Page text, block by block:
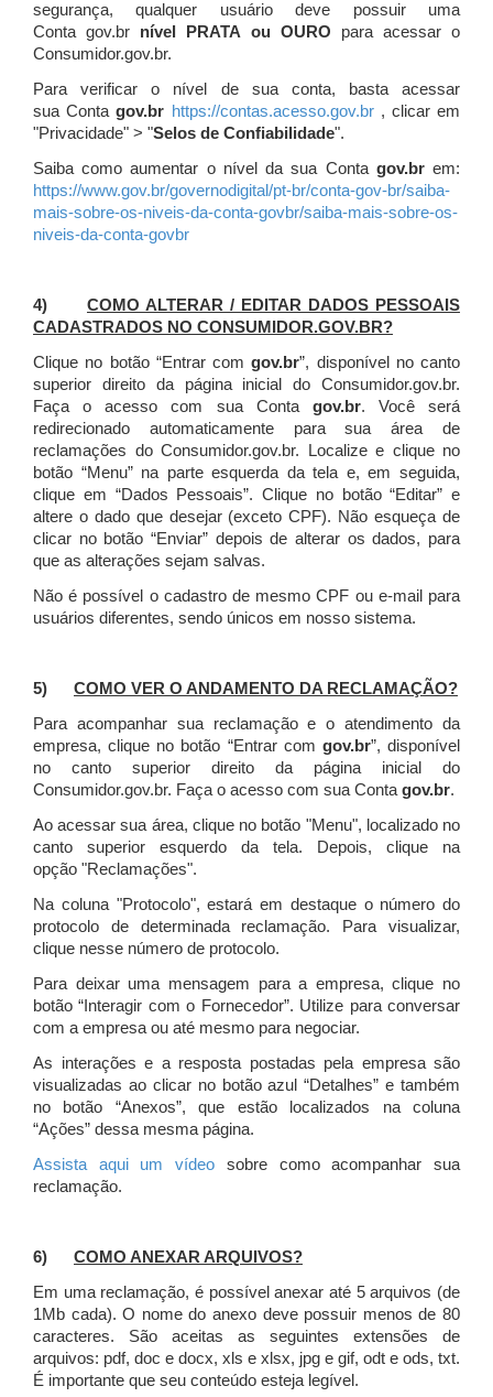
segurança, qualquer usuário deve possuir uma
Conta gov.br nível PRATA ou OURO para acessar o
Consumidor.gov.br.
Para verificar o nível de sua conta, basta acessar
sua Contagov.br https://contas.acesso.gov.br, clicar em
"Privacidade" > "Selos de Confiabilidade".
Saiba como aumentar o nível da sua Conta gov.brem:
https://www.gov.br/governodigital/pt-br/conta-gov-br/saiba-
mais-sobre-os-niveis-da-conta-govbr/saiba-mais-sobre-os-
niveis-da-conta-govbr
4) COMO ALTERAR / EDITAR DADOS PESSOAIS
CADASTRADOS NO CONSUMIDOR.GOV.BR?
Clique no botão “Entrar comgov.br”, disponível no canto
superior direito da página inicial do Consumidor.gov.br.
Faça o acesso com sua Conta gov.br. Você será
redirecionado automaticamente para sua área de
reclamações do Consumidor.gov.br.
Localize e clique no
botão “Menu” na parte esquerda da tela e, em seguida,
clique em “Dados Pessoais”. Clique no botão “Editar” e
altere o dado que desejar (exceto CPF). Não esqueça de
clicar no botão “Enviar” depois de alterar os dados, para
que as alterações sejam salvas.
Não é possível o cadastro de mesmo CPF ou e-mail para
usuários diferentes, sendo únicos em nosso sistema.
5) COMO VER O ANDAMENTO DA RECLAMAÇÃO?
Para acompanhar sua reclamação e o atendimento da
empresa, clique no botão “Entrar com gov.br”, disponível
no canto superior direito da página inicial do
Consumidor.gov.br. Faça o acesso com sua Contagov.br.
Ao acessar sua área, clique no botão "Menu", localizado no
canto superior esquerdo da tela. Depois, clique na
opção "Reclamações".
Na coluna "Protocolo", estará em destaque o número do
protocolo de determinada reclamação. Para visualizar,
clique nesse número de protocolo.
Para deixar uma mensagem para a empresa, clique no
botão “Interagir com o Fornecedor”. Utilize para conversar
com a empresa ou até mesmo para negociar.
As interações e a resposta postadas pela empresa são
visualizadas ao clicar no botão azul “Detalhes” e também
no botão “Anexos”, que estão localizados na coluna
“Ações” dessa mesma página.
Assista aqui um vídeo sobre como acompanhar sua
reclamação.
6) COMO ANEXAR ARQUIVOS?
Em uma reclamação, é possível anexar até 5 arquivos (de
1Mb cada). O nome do anexo deve possuir menos de 80
caracteres. São aceitas as seguintes extensões de
arquivos: pdf, doc e docx, xls e xlsx, jpg e gif, odt e ods, txt.
É importante que seu conteúdo esteja legível.